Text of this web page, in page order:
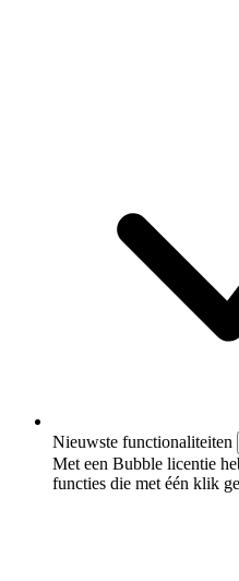
Nieuwste functionaliteiten
Met een Bubble licentie
functies die met één klik